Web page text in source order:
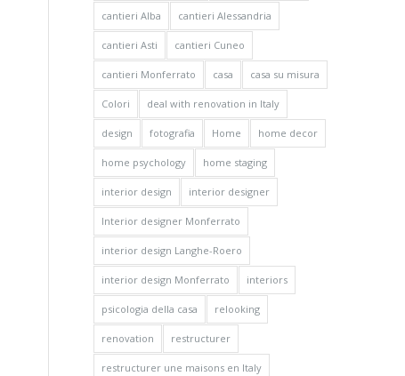
cantieri Alba cantieri Alessandria
cantieri Asti cantieri Cuneo
cantieri Monferrato casa casa su misura
Colori deal with renovation in Italy
design fotografia Home home decor
home psychology home staging
interior design interior designer
Interior designer Monferrato
interior design Langhe-Roero
interior design Monferrato interiors
psicologia della casa relooking
renovation restructurer
restructurer une maisons en Italy